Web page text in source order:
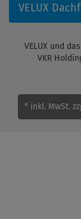
VELUX
VELUX und
VKR
* inkl. MwSt.